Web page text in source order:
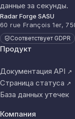
данные за секунды.
Radar Forge SASU
60 rue François 1er,
Соответствует GDPR
Продукт
Документация API ↗
Страница статуса ↗
База данных утечек
Компания